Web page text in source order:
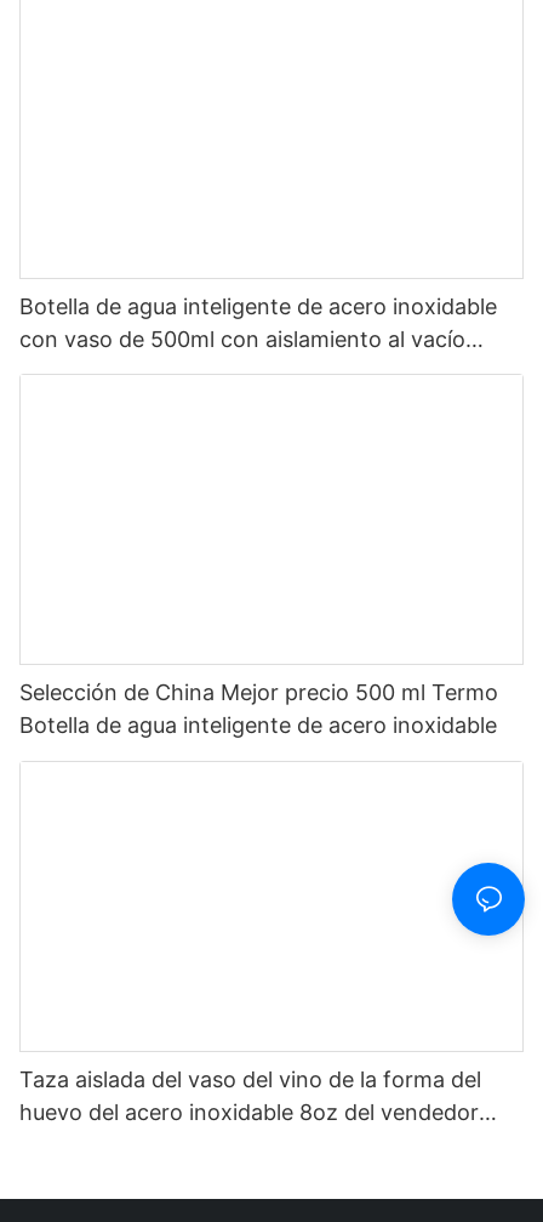
Botella de agua inteligente de acero inoxidable
con vaso de 500ml con aislamiento al vacío
doble de selección de China con LED1
Selección de China Mejor precio 500 ml Termo
Botella de agua inteligente de acero inoxidable
Taza aislada del vaso del vino de la forma del
huevo del acero inoxidable 8oz del vendedor